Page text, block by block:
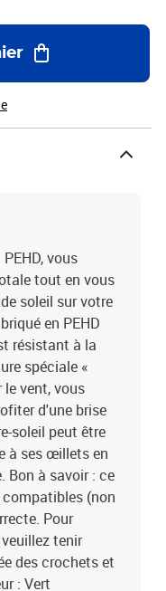
requis :
vous
tout en vous
soleil sur votre
en PEHD
résistant à la
spéciale «
vent, vous
d'une brise
soleil peut être
à ses œillets en
Bon à savoir : ce
(non
Pour
tenir
des crochets et
: Vert